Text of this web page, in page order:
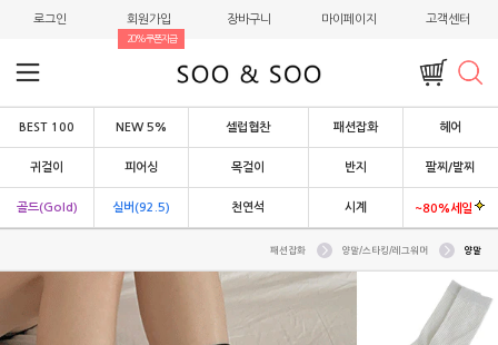
로그인 회원가입
20%쿠폰지급
장바구니 마이페이지 고객센터
BEST 100 NEW 5% 셀럽협찬 패션잡화 헤어
귀걸이 피어싱 목걸이 반지 팔찌/발찌
골드(Gold) 실버(92.5) 천연석 시계 ~80%세일
패션잡화 양말/스타킹/레그워머 양말